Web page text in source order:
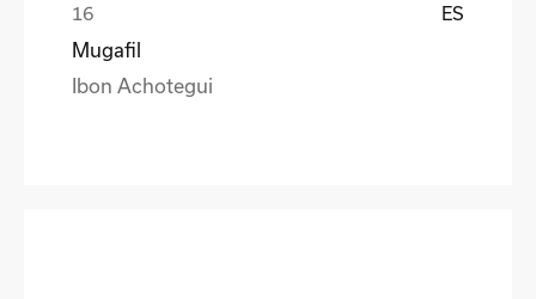
ES
Mugafil
Ibon Achotegui